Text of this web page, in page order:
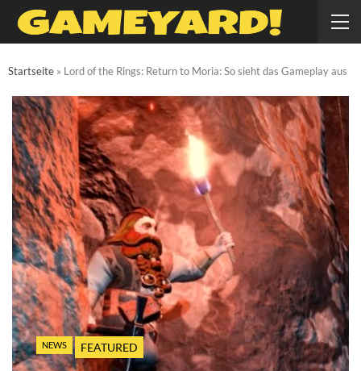
Startseite » Lord of the Rings: Return to Moria: So sieht das Gameplay aus
NEWS FEATURED